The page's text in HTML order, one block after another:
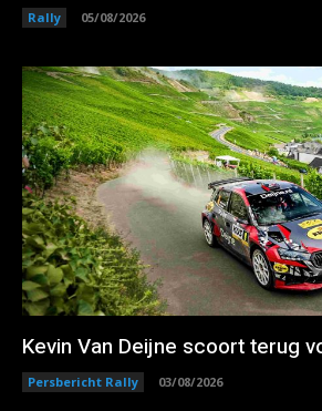
Rally 05/08/2026
Kevin Van Deijne scoort terug
Persbericht Rally 03/08/2026